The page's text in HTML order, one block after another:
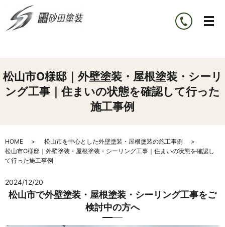
松山市O様邸｜外壁塗装・屋根塗装・シーリ
ング工事｜住まいの状態を確認して行った
施工事例
HOME
松山市を中心とした外壁塗装・屋根塗装の施工事例
松山市O様邸｜外壁塗装・屋根塗装・シーリング工事｜住まいの状態を確認し
て行った施工事例
2024/12/20
松山市で外壁塗装・屋根塗装・シーリング工事をご
検討中の方へ